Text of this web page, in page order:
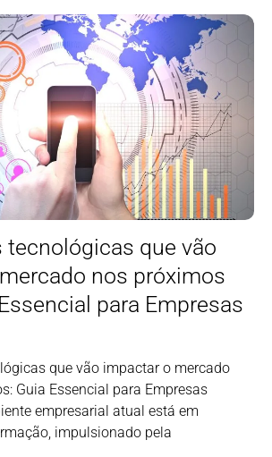
tecnológicas que vão
nos próximos
para Empresas
que vão impactar o mercado
Guia Essencial para Empresas
empresarial atual está em
impulsionado pela